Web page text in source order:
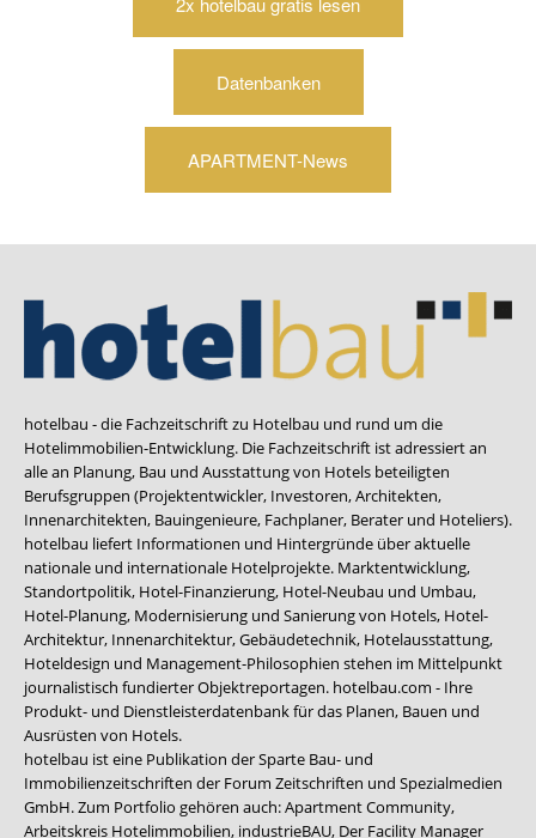
Datenbanken
APARTMENT-News
hotelbau - die Fachzeitschrift zu Hotelbau und rund um die
Hotelimmobilien-Entwicklung. Die Fachzeitschrift ist adressiert an
alle an Planung, Bau und Ausstattung von Hotels beteiligten
Berufsgruppen (Projektentwickler, Investoren, Architekten,
Innenarchitekten, Bauingenieure, Fachplaner, Berater und Hoteliers).
hotelbau liefert Informationen und Hintergründe über aktuelle
nationale und internationale Hotelprojekte. Marktentwicklung,
Standortpolitik, Hotel-Finanzierung, Hotel-Neubau und Umbau,
Hotel-Planung, Modernisierung und Sanierung von Hotels, Hotel-
Architektur, Innenarchitektur, Gebäudetechnik, Hotelausstattung,
Hoteldesign und Management-Philosophien stehen im Mittelpunkt
journalistisch fundierter Objektreportagen. hotelbau.com - Ihre
Produkt- und Dienstleisterdatenbank für das Planen, Bauen und
Ausrüsten von Hotels.
hotelbau ist eine Publikation der Sparte Bau- und
Immobilienzeitschriften der Forum Zeitschriften und Spezialmedien
GmbH. Zum Portfolio gehören auch:Apartment Community,
Arbeitskreis Hotelimmobilien, industrieBAU, Der Facility Manager